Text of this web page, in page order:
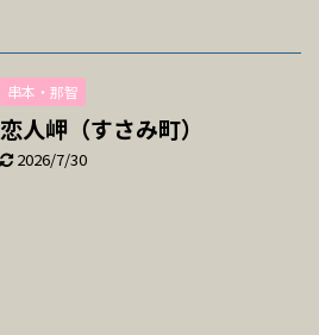
串本・那智
恋人岬（すさみ町）
2026/7/30